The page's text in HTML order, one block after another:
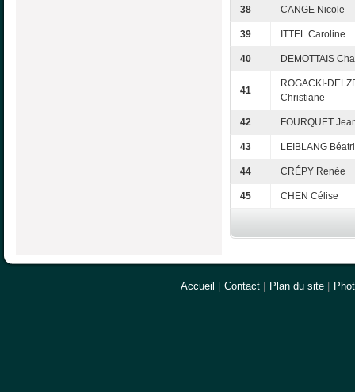
38 CANGE Nicole
39 ITTEL Caroline
40 DEMOTTAIS
41
ROGACKI-
Christiane
42 FOURQUET
43 LEIBLANG
44 CRÉPY Renée
45 CHEN Célise
Accueil Contact Plan du site